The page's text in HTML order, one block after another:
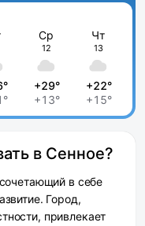
Ср
12
+29°
+13°
Чт
13
+22°
+15°
в Сенное?
в себе
Город,
привлекает